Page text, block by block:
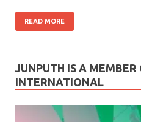
READ MORE
JUNPUTH IS A MEMBER
INTERNATIONAL